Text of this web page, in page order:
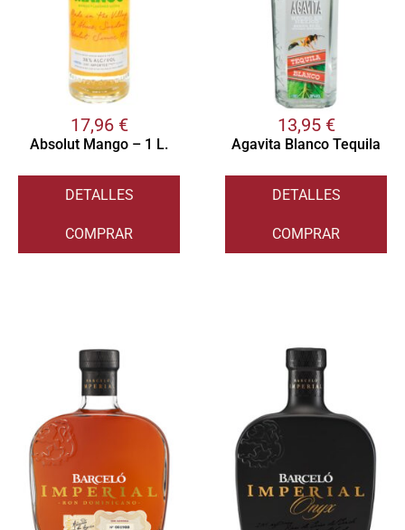
17,96 €
Absolut Mango – 1 L.
DETALLES
COMPRAR
13,95 €
Agavita Blanco Tequila
DETALLES
COMPRAR